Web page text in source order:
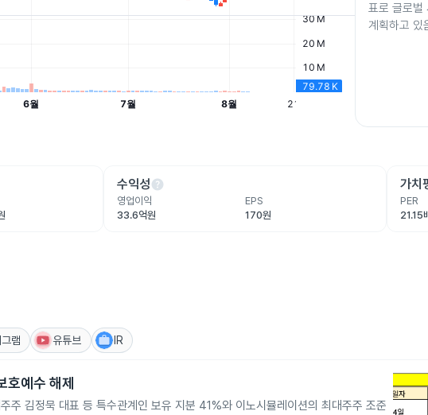
표로 글로벌
계획하고 있
수익성help
영업이익
33.6억원
EPS
170원
가치
PER
21.15
램 유튜브 IR
호예수 해제
주 김정묵 대표 등 특수관계인 보유 지분 41%와 이노시뮬레이션의 최대주주 조준